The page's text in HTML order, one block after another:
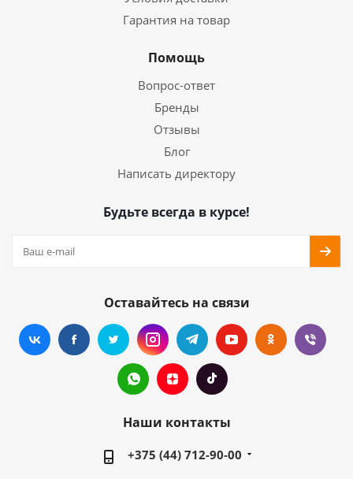
Гарантия на товар
Помощь
Вопрос-ответ
Бренды
Отзывы
Блог
Написать директору
Будьте всегда в курсе!
Оставайтесь на связи
Наши контакты
+375 (44) 712-90-00